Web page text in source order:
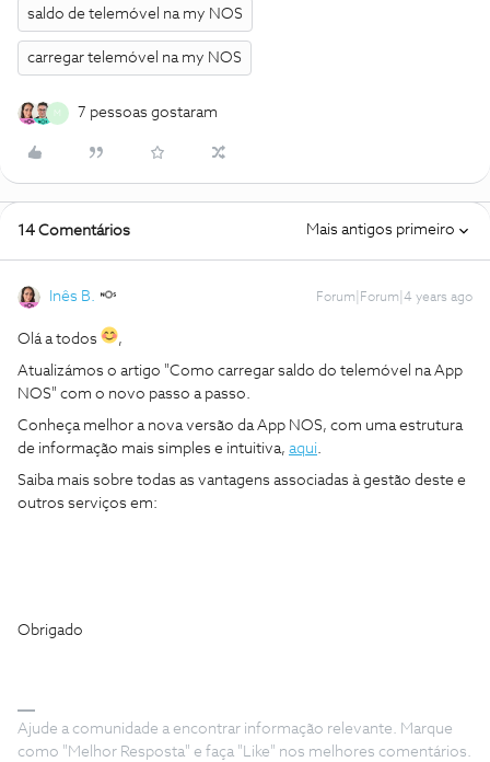
saldo de telemóvel na my NOS
carregar telemóvel na my NOS
M 7 pessoas gostaram
14 Comentários Mais antigos primeiro
Inês B. Forum|Forum|4 years ago
Olá a todos ,
Atualizámos o artigo "Como carregar saldo do telemóvel na App
NOS" com o novo passo a passo.
Conheça melhor a nova versão da App NOS, com uma estrutura
de informação mais simples e intuitiva, aqui.
Saiba mais sobre todas as vantagens associadas à gestão deste e
outros serviços em:
Obrigado
Ajude a comunidade a encontrar informação relevante. Marque
como "Melhor Resposta" e faça "Like" nos melhores comentários.